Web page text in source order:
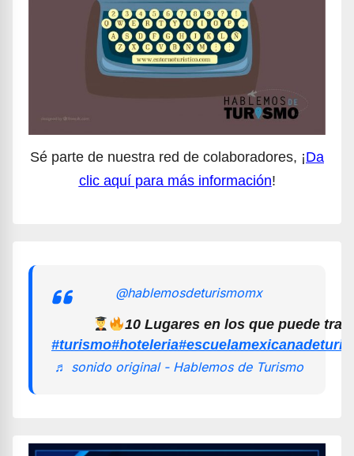
Sé parte de nuestra red de colaboradores, ¡Da
clic aquí para más información!
@hablemosdeturismomx
10 Lugares en los que puede
#turismo#hoteleria
♬ sonido original - Hablemos de Turismo